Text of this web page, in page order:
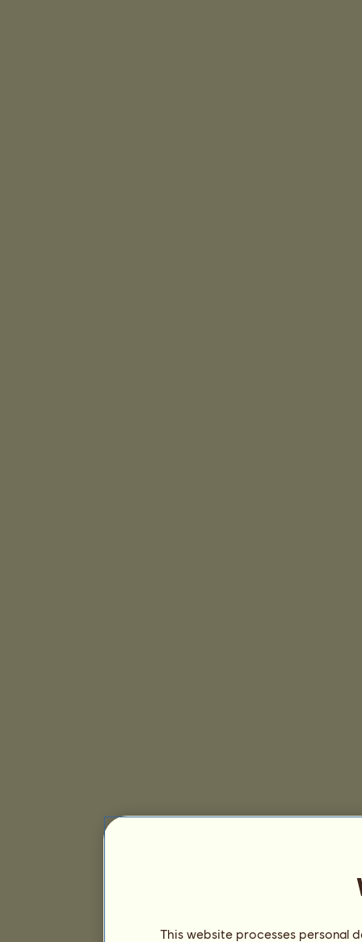
This website processes personal